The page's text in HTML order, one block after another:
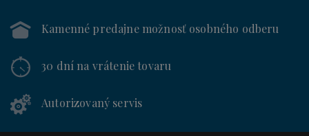
Kamenné predajnemožnosť osobného odberu
30 dní na vrátenie tovaru
Autorizovaný servis